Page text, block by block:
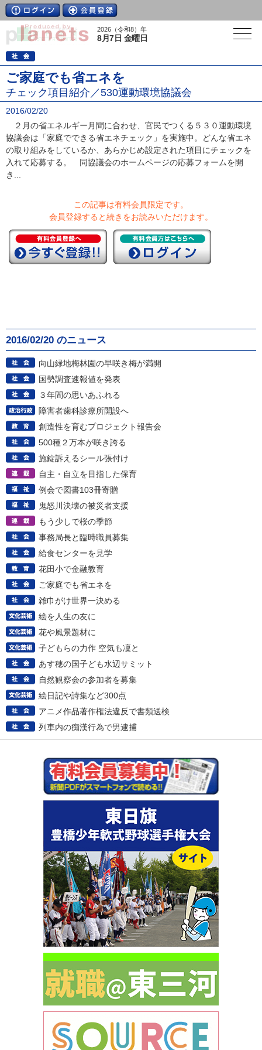
2026（令和8）年
8月7日 金曜日
ご家庭でも省エネを
チェック項目紹介／530運動環境協議会
2016/02/20
２月の省エネルギー月間に合わせ、官民でつくる５３０運動環境
協議会は「家庭でできる省エネチェック」を実施中。どんな省エネ
の取り組みをしているか、あらかじめ設定された項目にチェックを
入れて応募する。 同協議会のホームページの応募フォームを開
き...
この記事は有料会員限定です。
会員登録すると続きをお読みいただけます。
2016/02/20 のニュース
向山緑地梅林園の早咲き梅が満開
国勢調査速報値を発表
３年間の思いあふれる
障害者歯科診療所開設へ
創造性を育むプロジェクト報告会
500種２万本が咲き誇る
施錠訴えるシール張付け
自主・自立を目指した保育
例会で図書103冊寄贈
鬼怒川決壊の被災者支援
もう少しで桜の季節
事務局長と臨時職員募集
給食センターを見学
花田小で金融教育
ご家庭でも省エネを
雑巾がけ世界一決める
絵を人生の友に
花や風景題材に
子どもらの力作 空気も凜と
あす穂の国子ども水辺サミット
自然観察会の参加者を募集
絵日記や詩集など300点
アニメ作品著作権法違反で書類送検
列車内の痴漢行為で男逮捕